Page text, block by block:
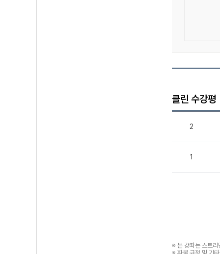
클린 수강평
2
1
※ 본 강좌는 스트리